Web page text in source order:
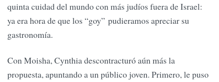
quinta cuidad del mundo con más judíos fuera de Israel:
ya era hora de que los “goy” pudieramos apreciar su
gastronomía.
Con Moisha, Cynthia descontracturó aún más la
propuesta, apuntando a un público joven. Primero, le puso